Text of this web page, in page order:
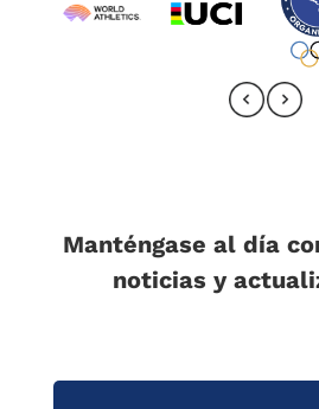
Manténgase al día
noticias y